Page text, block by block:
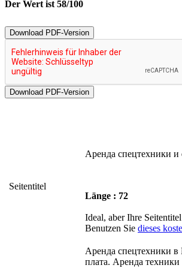
Der Wert ist 58/100
Download PDF-Version
Seitentitel
Аренда спецтехники и
Länge : 72
Ideal, aber Ihre
Benutzen Sie dieses
Аренда спецтехники в
плата. Аренда